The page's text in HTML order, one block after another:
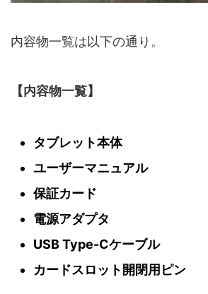
内容物一覧は以下の通り。
【内容物一覧】
タブレット本体
ユーザーマニュアル
保証カード
電源アダプタ
USB Type-Cケーブル
カードスロット開閉用ピン